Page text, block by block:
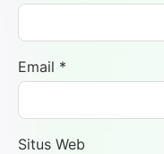
Email *
Situs Web